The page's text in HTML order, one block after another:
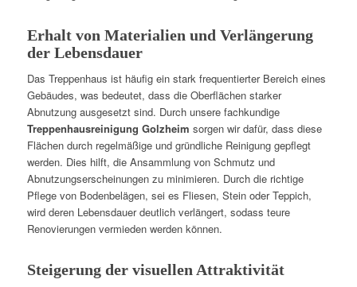
Erhalt von Materialien und Verlängerung
der Lebensdauer
Das Treppenhaus ist häufig ein stark frequentierter Bereich eines
Gebäudes, was bedeutet, dass die Oberflächen starker
Abnutzung ausgesetzt sind. Durch unsere fachkundige
Treppenhausreinigung Golzheim sorgen wir dafür, dass diese
Flächen durch regelmäßige und gründliche Reinigung gepflegt
werden. Dies hilft, die Ansammlung von Schmutz und
Abnutzungserscheinungen zu minimieren. Durch die richtige
Pflege von Bodenbelägen, sei es Fliesen, Stein oder Teppich,
wird deren Lebensdauer deutlich verlängert, sodass teure
Renovierungen vermieden werden können.
Steigerung der visuellen Attraktivität